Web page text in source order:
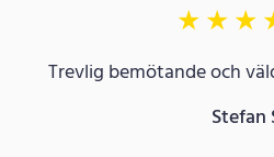
★★★
Trevlig bemötande och
Stefan